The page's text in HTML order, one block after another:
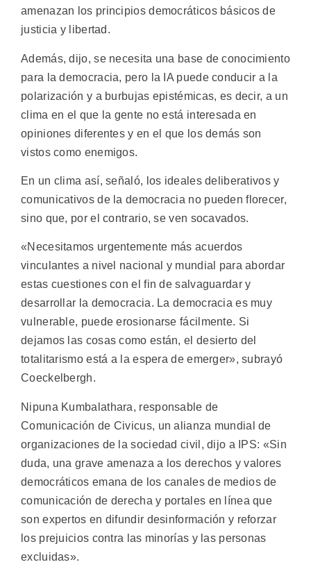
amenazan los principios democráticos básicos de
justicia y libertad.
Además, dijo, se necesita una base de conocimiento
para la democracia, pero la IA puede conducir a la
polarización y a burbujas epistémicas, es decir, a un
clima en el que la gente no está interesada en
opiniones diferentes y en el que los demás son
vistos como enemigos.
En un clima así, señaló, los ideales deliberativos y
comunicativos de la democracia no pueden florecer,
sino que, por el contrario, se ven socavados.
«Necesitamos urgentemente más acuerdos
vinculantes a nivel nacional y mundial para abordar
estas cuestiones con el fin de salvaguardar y
desarrollar la democracia. La democracia es muy
vulnerable, puede erosionarse fácilmente. Si
dejamos las cosas como están, el desierto del
totalitarismo está a la espera de emerger», subrayó
Coeckelbergh.
Nipuna Kumbalathara, responsable de
Comunicación de Civicus, un alianza mundial de
organizaciones de la sociedad civil, dijo a IPS: «Sin
duda, una grave amenaza a los derechos y valores
democráticos emana de los canales de medios de
comunicación de derecha y portales en línea que
son expertos en difundir desinformación y reforzar
los prejuicios contra las minorías y las personas
excluidas».